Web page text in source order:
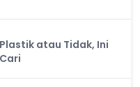
atau Tidak, Ini